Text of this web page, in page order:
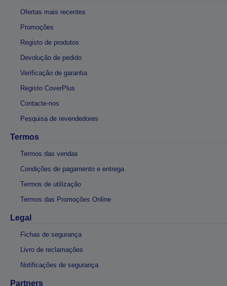
Ofertas mais recentes
Promoções
Registo de produtos
Devolução de pedido
Verificação de garantia
Registo CoverPlus
Contacte-nos
Pesquisa de revendedores
Termos
Termos das vendas
Condições de pagamento e entrega
Termos de utilização
Termos das Promoções Online
Legal
Fichas de segurança
Livro de reclamações
Notificações de segurança
Partners